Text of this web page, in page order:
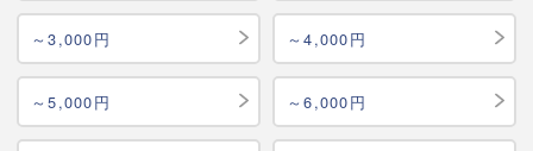
～3,000円 ～4,000円
～5,000円 ～6,000円